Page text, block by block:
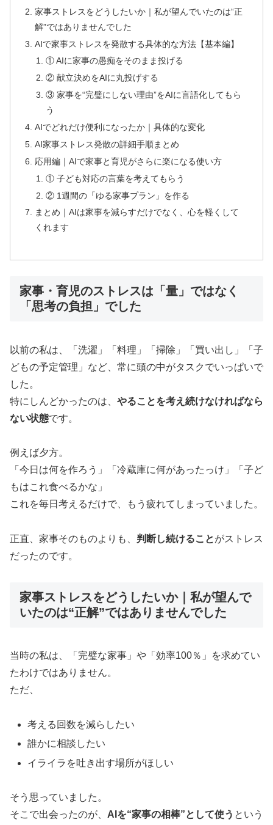
家事ストレスをどうしたいか｜私が望んでいたのは“正
解”ではありませんでした
AIで家事ストレスを発散する具体的な方法【基本編】
① AIに家事の愚痴をそのまま投げる
② 献立決めをAIに丸投げする
③ 家事を“完璧にしない理由”をAIに言語化してもら
う
AIでどれだけ便利になったか｜具体的な変化
AI家事ストレス発散の詳細手順まとめ
応用編｜AIで家事と育児がさらに楽になる使い方
① 子ども対応の言葉を考えてもらう
② 1週間の「ゆる家事プラン」を作る
まとめ｜AIは家事を減らすだけでなく、心を軽くして
くれます
家事・育児のストレスは「量」ではなく
「思考の負担」でした
以前の私は、「洗濯」「料理」「掃除」「買い出し」「子
どもの予定管理」など、常に頭の中がタスクでいっぱいで
した。
特にしんどかったのは、 やることを考え続けなければなら
ない状態です。
例えば夕方。
「今日は何を作ろう」「冷蔵庫に何があったっけ」「子ど
もはこれ食べるかな」
これを毎日考えるだけで、もう疲れてしまっていました。
正直、家事そのものよりも、 判断し続けることがストレス
だったのです。
家事ストレスをどうしたいか｜私が望んで
いたのは“正解”ではありませんでした
当時の私は、「完璧な家事」や「効率100％」を求めてい
たわけではありません。
ただ、
考える回数を減らしたい
誰かに相談したい
イライラを吐き出す場所がほしい
そう思っていました。
そこで出会ったのが、 AIを“家事の相棒”として使う という